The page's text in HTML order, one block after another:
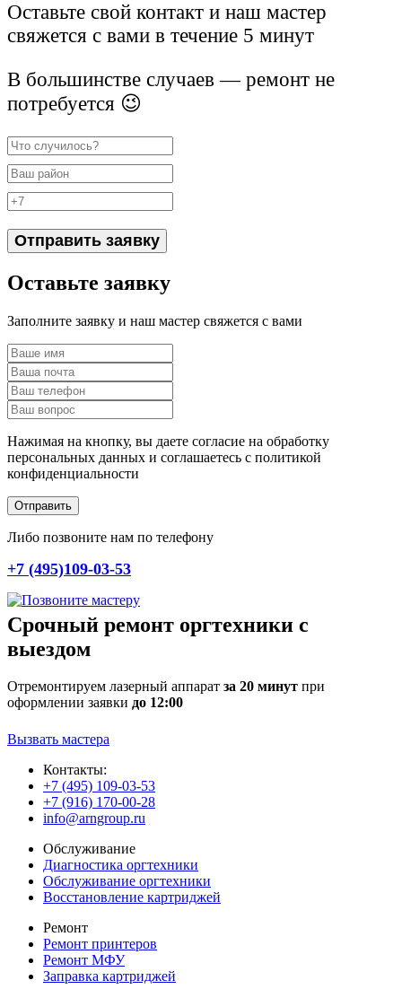
Оставьте свой контакт и наш мастер
свяжется с вами в течение 5 минут
В большинстве случаев — ремонт не
потребуется 😉
Отправить заявку
Оставьте заявку
Заполните заявку и наш мастер свяжется с вами
Нажимая на кнопку, вы даете согласие на обработку
персональных данных и соглашаетесь c политикой
конфиденциальности
Отправить
Либо позвоните нам по телефону
+7 (495)109-03-53
Срочный ремонт оргтехники с
выездом
Отремонтируем лазерный аппарат за 20 минут при
оформлении заявки до 12:00
Вызвать мастера
Контакты:
+7 (495) 109-03-53
+7 (916) 170-00-28
info@arngroup.ru
Обслуживание
Диагностика оргтехники
Обслуживание оргтехники
Восстановление картриджей
Ремонт
Ремонт принтеров
Ремонт МФУ
Заправка картриджей